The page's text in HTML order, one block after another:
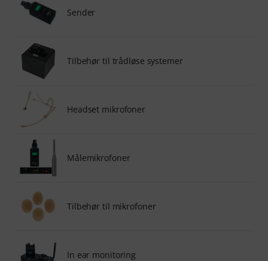
Sender
Tilbehør til trådløse systemer
Headset mikrofoner
Målemikrofoner
Tilbehør til mikrofoner
In ear monitoring